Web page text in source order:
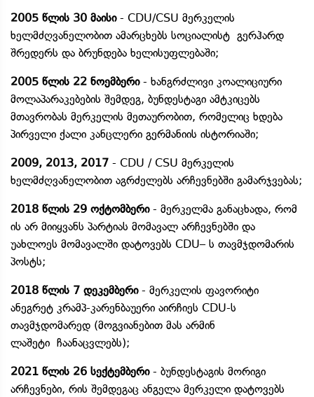
2005 წლის 30 მაისი- CDU/CSU მერკელის
ხელმძღვანელობით ამარცხებს სოციალისტ გერჰარდ
შრედერს და ბრუნდება ხელისუფლებაში;
2005 წლის 22 ნოემბერი- ხანგრძლივი კოალიციური
მოლაპარაკებების შემდეგ, ბუნდესტაგი ამტკიცებს
მთავრობას მერკელის მეთაურობით, რომელიც ხდება
პირველი ქალი კანცლერი გერმანიის ისტორიაში;
2009, 2013, 2017 - CDU / CSU მერკელის
ხელმძღვანელობით აგრძელებს არჩევნებში გამარჯვებას;
2018 წლის 29 ოქტომბერი- მერკელმა განაცხადა, რომ
ის არ მიიყვანს პარტიას მომავალ არჩევნებში და
უახლოეს მომავალში დატოვებს CDU– ს თავმჯდომარის
პოსტს;
2018 წლის 7 დეკემბერი- მერკელის ფავორიტი
ანეგრეტ კრამპ-კარენბაუერი აირჩიეს CDU-ს
თავმჯდომარედ (მოგვიანებით მას არმინ
ლაშეტი ჩაანაცვლებს);
2021 წლის 26 სექტემბერი- ბუნდესტაგის მორიგი
არჩევნები, რის შემდეგაც ანგელა მერკელი დატოვებს